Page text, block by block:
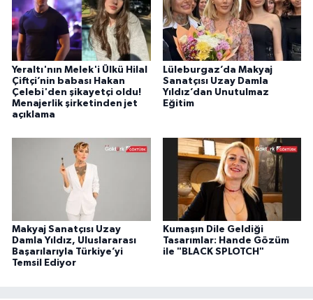
Yeraltı'nın Melek'i Ülkü Hilal
Çiftçi’nin babası Hakan
Çelebi'den şikayetçi oldu!
Menajerlik şirketinden jet
açıklama
Lüleburgaz’da Makyaj
Sanatçısı Uzay Damla
Yıldız’dan Unutulmaz
Eğitim
Makyaj Sanatçısı Uzay
Damla Yıldız, Uluslararası
Başarılarıyla Türkiye’yi
Temsil Ediyor
Kumaşın Dile Geldiği
Tasarımlar: Hande Gözüm
ile "BLACK SPLOTCH"